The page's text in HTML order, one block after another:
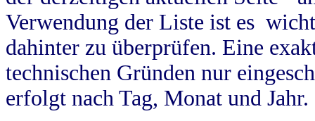
Verwendung der Liste ist es
dahinter zu überprüfen. Eine
technischen Gründen nur
erfolgt nach Tag, Monat und Jahr.